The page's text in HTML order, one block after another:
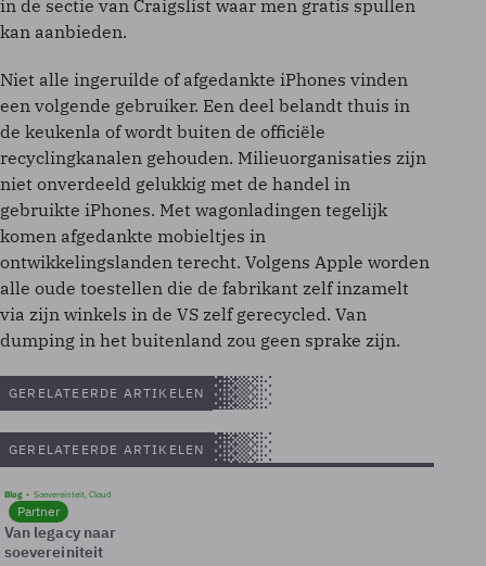
in de sectie van Craigslist waar men gratis spullen
kan aanbieden.
Niet alle ingeruilde of afgedankte iPhones vinden
een volgende gebruiker. Een deel belandt thuis in
de keukenla of wordt buiten de officiële
recyclingkanalen gehouden. Milieuorganisaties zijn
niet onverdeeld gelukkig met de handel in
gebruikte iPhones. Met wagonladingen tegelijk
komen afgedankte mobieltjes in
ontwikkelingslanden terecht. Volgens Apple worden
alle oude toestellen die de fabrikant zelf inzamelt
via zijn winkels in de VS zelf gerecycled. Van
dumping in het buitenland zou geen sprake zijn.
GERELATEERDE ARTIKELEN
GERELATEERDE ARTIKELEN
Blog Soevereinteit, Cloud
Partner
Van legacy naar
soevereiniteit